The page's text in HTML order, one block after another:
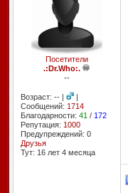
Посетители
.:Dr.Who:.
--
Возраст: -- |
|
Сообщений: 1714
Благодарности: 41 / 172
Репутация: 1000
Предупреждений: 0
Друзья
Тут: 16 лет 4 месяцa